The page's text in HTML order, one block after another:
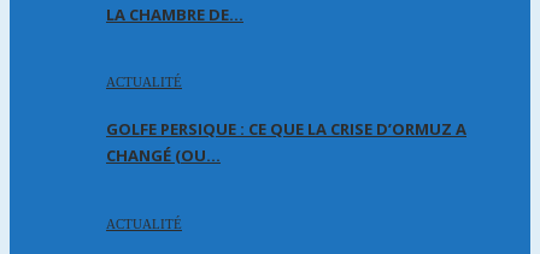
LA CHAMBRE DE…
ACTUALITÉ
GOLFE PERSIQUE : CE QUE LA CRISE D’ORMUZ A
CHANGÉ (OU…
ACTUALITÉ